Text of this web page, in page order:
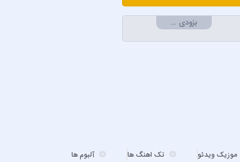
ابی و کامران و هومن
بزودی …
موزیک ویدئو تک اهنگ ها آلبوم ها